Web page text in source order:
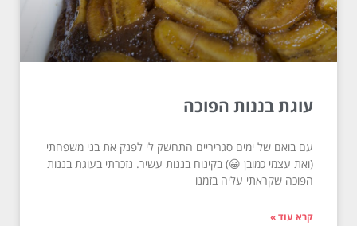
עוגת בננות הפוכה
עם בואם של ימים סגריריים התחשק לי לפנק את בני משפחתי
(ואת עצמי כמובן 😀) בקינוח בננות עשיר. נזכרתי בעוגת בננות
הפוכה שקראתי עליה בזמנו
קרא עוד »